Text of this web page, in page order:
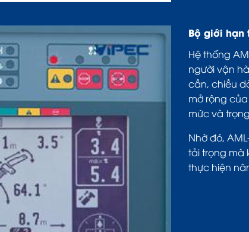
Bộ giới hạn
Hệ thống
người vận
cần, chiều
mở rộng
mức và
Nhờ đó,
tải trọng mà
thực hiện